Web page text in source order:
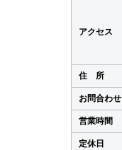
アクセス
住 所
お問合わせ
営業時間
定休日